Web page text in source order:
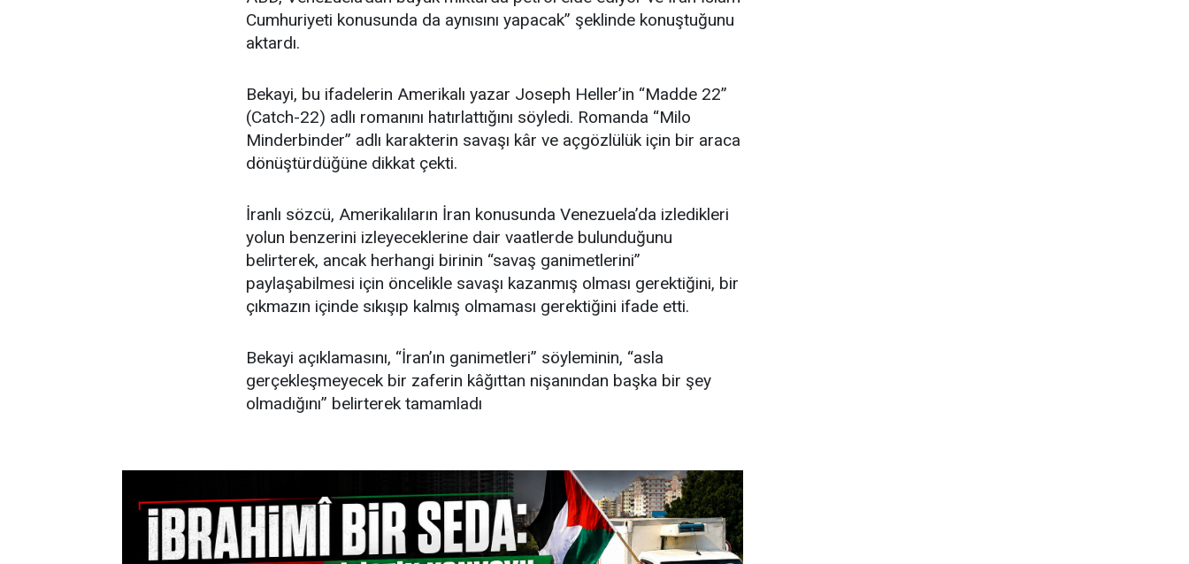
Cumhuriyeti konusunda da aynısını yapacak” şeklinde konuştuğunu
aktardı.
Bekayi, bu ifadelerin Amerikalı yazar Joseph Heller’in “Madde 22”
(Catch-22) adlı romanını hatırlattığını söyledi. Romanda “Milo
Minderbinder” adlı karakterin savaşı kâr ve açgözlülük için bir araca
dönüştürdüğüne dikkat çekti.
İranlı sözcü, Amerikalıların İran konusunda Venezuela’da izledikleri
yolun benzerini izleyeceklerine dair vaatlerde bulunduğunu
belirterek, ancak herhangi birinin “savaş ganimetlerini”
paylaşabilmesi için öncelikle savaşı kazanmış olması gerektiğini, bir
çıkmazın içinde sıkışıp kalmış olmaması gerektiğini ifade etti.
Bekayi açıklamasını, “İran’ın ganimetleri” söyleminin, “asla
gerçekleşmeyecek bir zaferin kâğıttan nişanından başka bir şey
olmadığını” belirterek tamamladı